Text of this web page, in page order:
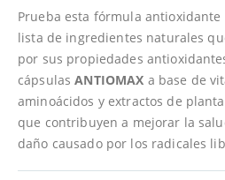
galería
imágenes
Prueba esta fórmula
lista de ingredientes naturales
por sus propiedades
cápsulasANTIOMAX a base de
aminoácidos y extractos de
que contribuyen a mejorar la
daño causado por los radicales